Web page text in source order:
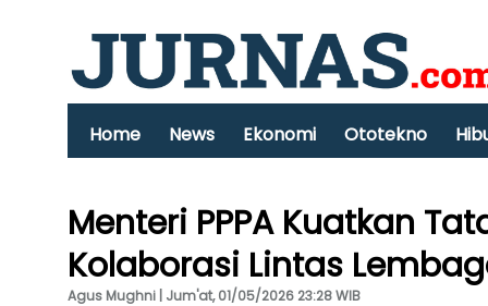
Home News Ekonomi Ototekno
Menteri PPPA Kuatkan
Kolaborasi Lintas
Agus Mughni | Jum'at, 01/05/2026 23:28 WIB